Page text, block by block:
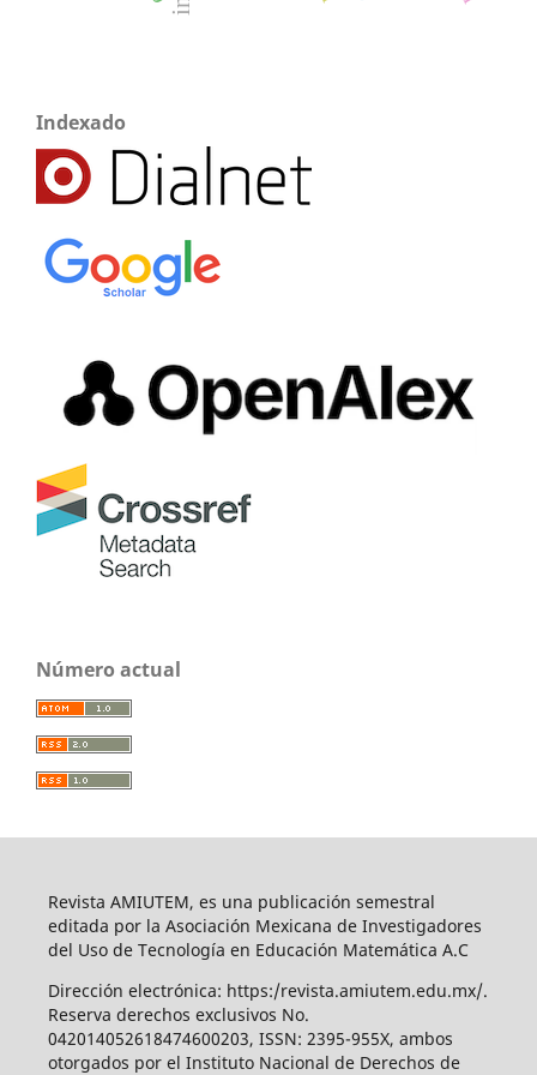
Indexado
Número actual
Revista AMIUTEM, es una publicación semestral
editada por la Asociación Mexicana de Investigadores
del Uso de Tecnología en Educación Matemática A.C
Dirección electrónica: https:/revista.amiutem.edu.mx/.
Reserva derechos exclusivos No.
042014052618474600203, ISSN: 2395-955X, ambos
otorgados por el Instituto Nacional de Derechos de